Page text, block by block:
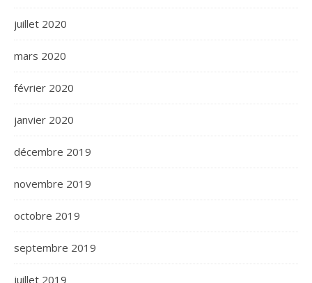
juillet 2020
mars 2020
février 2020
janvier 2020
décembre 2019
novembre 2019
octobre 2019
septembre 2019
juillet 2019